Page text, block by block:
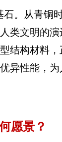
。从青铜
类文明的
结构材料
异性能，
愿景？